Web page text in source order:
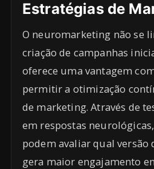
Estratégias de
O neuromarketing não se
criação de campanhas
oferece uma vantagem
permitir a otimização
de marketing. Através de
em respostas
podem avaliar qual versão
gera maior engajamento